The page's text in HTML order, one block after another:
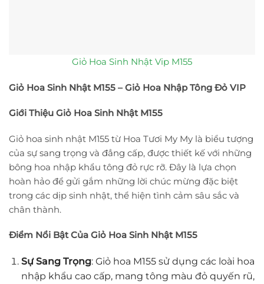
Giỏ Hoa Sinh Nhật Vip M155
Giỏ Hoa Sinh Nhật M155 – Giỏ Hoa Nhập Tông Đỏ VIP
Giới Thiệu Giỏ Hoa Sinh Nhật M155
Giỏ hoa sinh nhật M155 từ Hoa Tươi My My là biểu tượng
của sự sang trọng và đẳng cấp, được thiết kế với những
bông hoa nhập khẩu tông đỏ rực rỡ. Đây là lựa chọn
hoàn hảo để gửi gắm những lời chúc mừng đặc biệt
trong các dịp sinh nhật, thể hiện tình cảm sâu sắc và
chân thành.
Điểm Nổi Bật Của Giỏ Hoa Sinh Nhật M155
Sự Sang Trọng: Giỏ hoa M155 sử dụng các loài hoa
nhập khẩu cao cấp, mang tông màu đỏ quyến rũ,